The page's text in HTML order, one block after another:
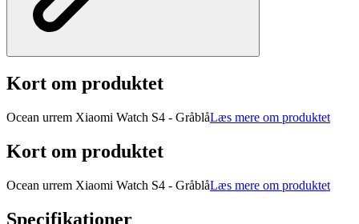
Kort om produktet
Ocean urrem Xiaomi Watch S4 - GråblåLæs mere om produktet
Kort om produktet
Ocean urrem Xiaomi Watch S4 - GråblåLæs mere om produktet
Specifikationer